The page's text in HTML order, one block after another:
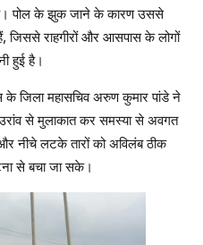
पोल के झुक जाने के कारण उससे
जिससे राहगीरों और आसपास के लोगों
हुई है।
के जिला महासचिव अरुण कुमार पांडे ने
उरांव से मुलाकात कर समस्या से अवगत
नीचे लटके तारों को अविलंब ठीक
से बचा जा सके।